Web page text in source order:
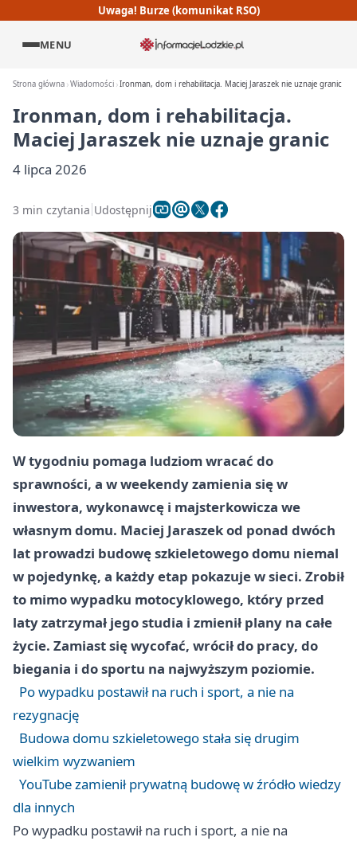
Uwaga! Burze (komunikat RSO)
MENU
Strona główna Wiadomości Ironman, dom i rehabilitacja. Maciej Jaraszek nie uznaje granic
Ironman, dom i rehabilitacja.
Maciej Jaraszek nie uznaje granic
4 lipca 2026
3 min czytania Udostępnij
W tygodniu pomaga ludziom wracać do
sprawności, a w weekendy zamienia się w
inwestora, wykonawcę i majsterkowicza we
własnym domu. Maciej Jaraszek od ponad dwóch
lat prowadzi budowę szkieletowego domu niemal
w pojedynkę, a każdy etap pokazuje w sieci. Zrobił
to mimo wypadku motocyklowego, który przed
laty zatrzymał jego studia i zmienił plany na całe
życie. Zamiast się wycofać, wrócił do pracy, do
biegania i do sportu na najwyższym poziomie.
Po wypadku postawił na ruch i sport, a nie na
rezygnację
Budowa domu szkieletowego stała się drugim
wielkim wyzwaniem
YouTube zamienił prywatną budowę w źródło wiedzy
dla innych
Po wypadku postawił na ruch i sport, a nie na